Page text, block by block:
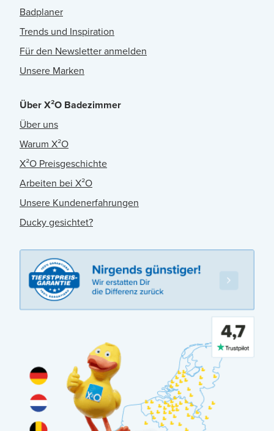
Badplaner
Trends und Inspiration
Für den Newsletter anmelden
Unsere Marken
Über X²O Badezimmer
Über uns
Warum X²O
X²O Preisgeschichte
Arbeiten bei X²O
Unsere Kundenerfahrungen
Ducky gesichtet?